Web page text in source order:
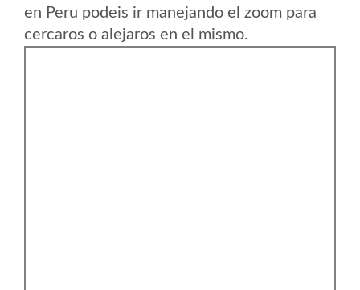
en Peru podeis ir manejando el zoom para
cercaros o alejaros en el mismo.